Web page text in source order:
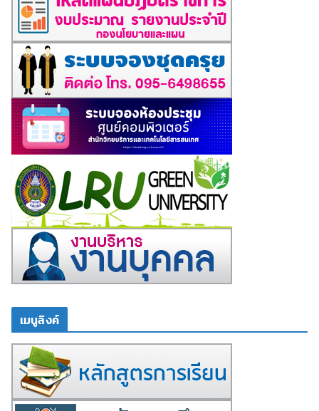
เมนูลิงค์